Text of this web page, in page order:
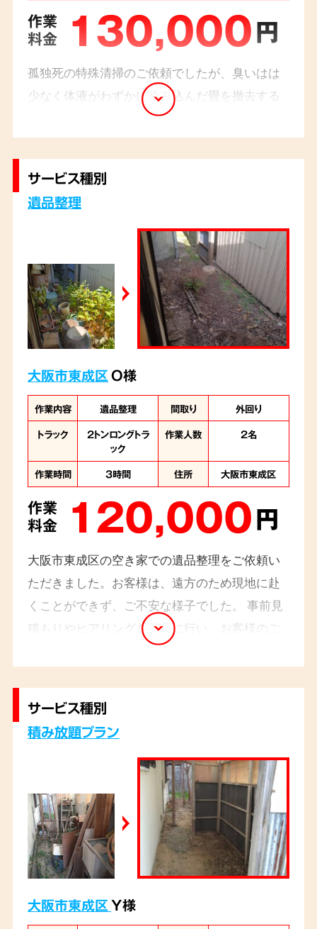
作業
料金
130,000円
孤独死の特殊清掃のご依頼でしたが、臭いはは
少なく体液がわずかに染み込んだ畳を撤去する
と、幸いにも下地には及んでいなかったためほ
ぼ元の状態に回復することができました。作業
前と作業後には噴霧消毒を行いました。
サービス種別
遺品整理
大阪市東成区O様
作業内容 遺品整理 間取り
外回り
トラック
2トンロングトラ
ック
作業人数 2名
作業時間 3時間 住所 大阪市東成区
作業
料金
120,000円
大阪市東成区の空き家での遺品整理をご依頼い
ただきました。お客様は、遠方のため現地に赴
くことができず、ご不安な様子でした。 事前見
積もりやヒアリングを丁寧に行い、お客様のご
要望をしっかりと把握した上で、作業を進めま
した。お立会いなしでの作業でしたが、ご満足
サービス種別
積み放題プラン
大阪市東成区Y様